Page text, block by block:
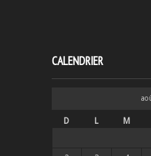
CALENDRIER
D L M